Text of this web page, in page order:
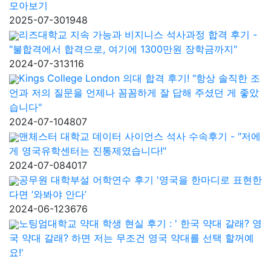
모아보기
2025-07-301948
리즈대학교 지속 가능과 비지니스 석사과정 합격 후기 -
"불합격에서 합격으로, 여기에 1300만원 장학금까지"
2024-07-313116
Kings College London 의대 합격 후기! "항상 솔직한 조
언과 저의 질문을 언제나 꼼꼼하게 잘 답해 주셨던 게 좋았
습니다"
2024-07-104807
맨체스터 대학교 데이터 사이언스 석사 수속후기 - "저에
게 영국유학센터는 진통제였습니다!"
2024-07-084017
공무원 대학부설 어학연수 후기 '영국을 한마디로 표현한
다면 ‘와봐야 안다’
2024-06-123676
노팅엄대학교 약대 학생 현실 후기 : ' 한국 약대 갈래? 영
국 약대 갈래? 하면 저는 무조건 영국 약대를 선택 할꺼예
요!'